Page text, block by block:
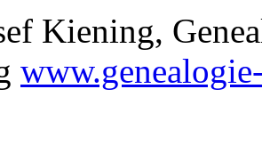
Kiening,